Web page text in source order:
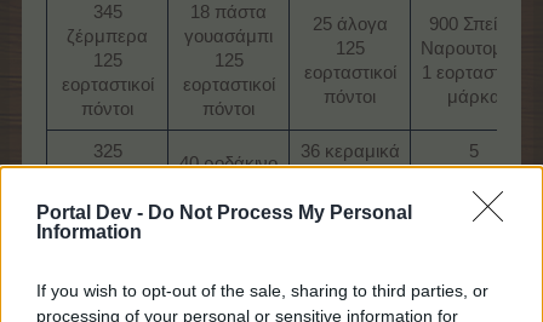
Portal Dev - Do Not Process My Personal
Information
If you wish to opt-out of the sale, sharing to third parties, or
processing of your personal or sensitive information for
345
ζέρμπερα
125
εορταστικοί
πόντοι​
18 πάστα
γουασάμπι
125
εορταστικοί
πόντοι​
25 άλογα
125
εορταστικοί
πόντοι​
900 Σπείρα
Ναρουτομάκι
1 εορταστική
μάρκα​
325
πασχαλιά
εορταστική
40 ροδάκινο
εορταστική
36 κεραμικά
κουτάλια
εορταστική
5
τσουγγράνα
2 σεντούκια
λιπασμάτων